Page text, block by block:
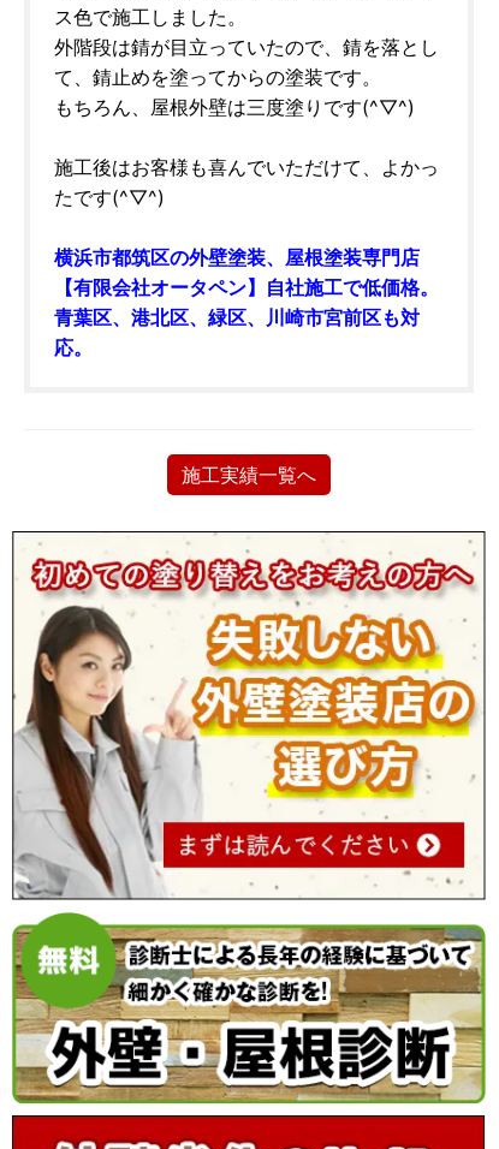
ス色で施工しました。
外階段は錆が目立っていたので、錆を落とし
て、錆止めを塗ってからの塗装です。
もちろん、屋根外壁は三度塗りです(^▽^)
施工後はお客様も喜んでいただけて、よかっ
たです(^▽^)
横浜市都筑区の外壁塗装、屋根塗装専門店
【有限会社オータペン】自社施工で低価格。
青葉区、港北区、緑区、川崎市宮前区も対
応。
施工実績一覧へ